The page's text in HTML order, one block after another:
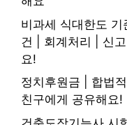
비과세 식대한도
건 | 회계처리 | 신
요!
정치후원금 | 합법
친구에게 공유해요!